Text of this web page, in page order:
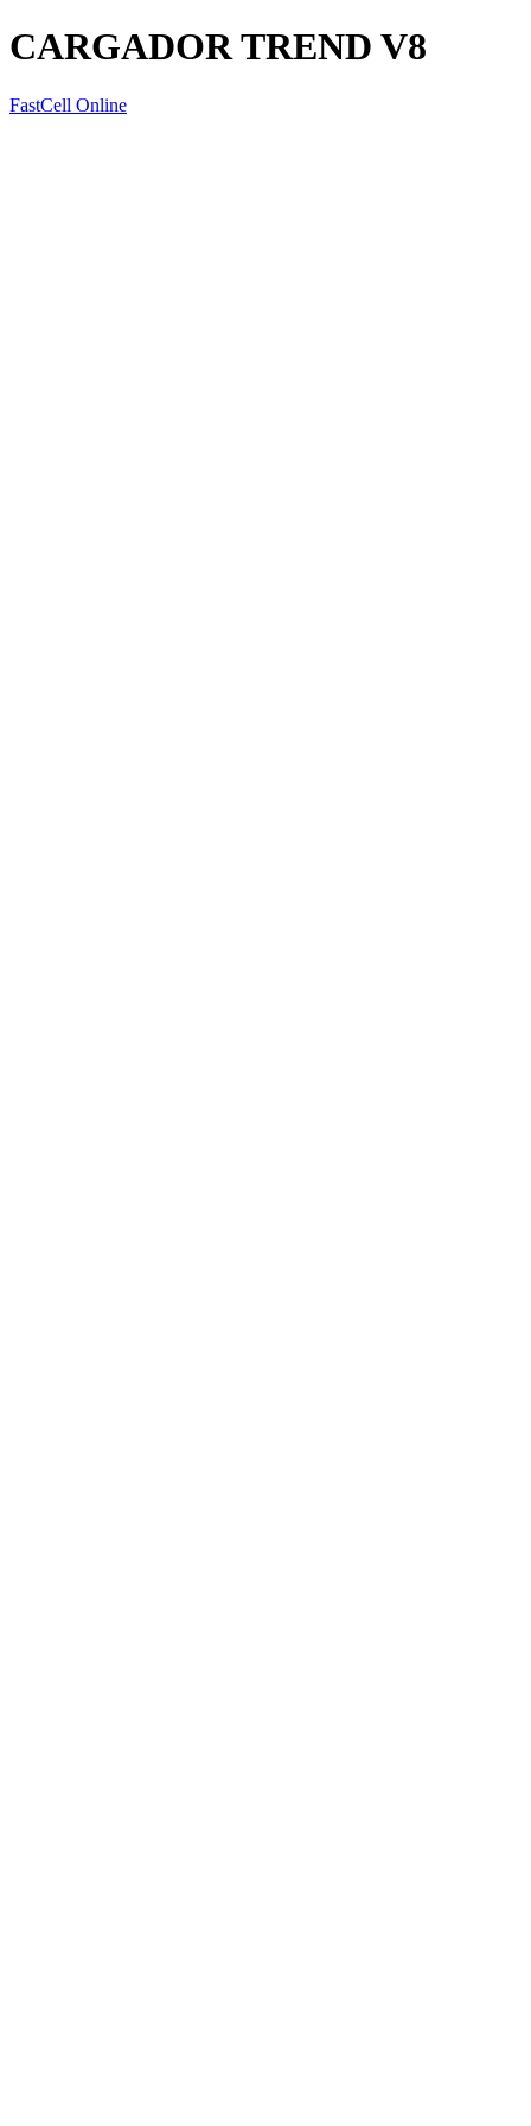
CARGADOR TREND V8
FastCell Online